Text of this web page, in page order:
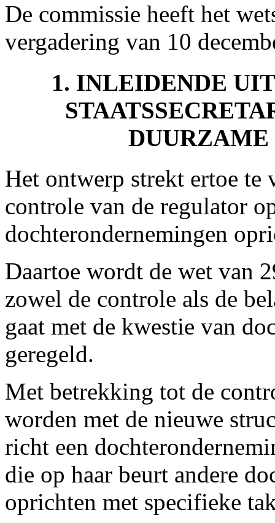
De commissie heeft het
vergadering van 10
1. INLEIDENDE
Het ontwerp strekt ertoe
controle van de regulator
dochterondernemingen
Daartoe wordt de wet van
zowel de controle als de
gaat met de kwestie van
geregeld.
Met betrekking tot de
worden met de nieuwe
richt een
die op haar beurt andere
oprichten met specifieke